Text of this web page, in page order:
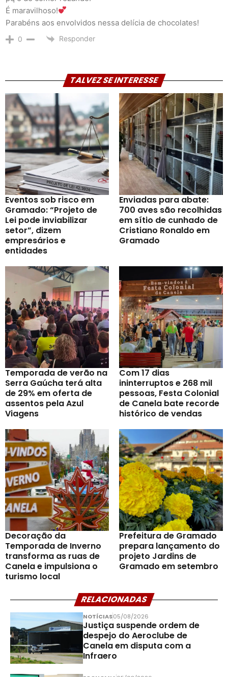
É maravilhoso!
Parabéns aos envolvidos nessa delícia de chocolates!
0 Responder
TALVEZ SE INTERESSE
Eventos sob risco em
Gramado: “Projeto de
Lei pode inviabilizar
setor”, dizem
empresários e
entidades
Enviadas para abate:
700 aves são recolhidas
em sítio de cunhado de
Cristiano Ronaldo em
Gramado
Temporada de verão na
Serra Gaúcha terá alta
de 29% em oferta de
assentos pela Azul
Viagens
Com 17 dias
ininterruptos e 268 mil
pessoas, Festa Colonial
de Canela bate recorde
histórico de vendas
Decoração da
Temporada de Inverno
transforma as ruas de
Canela e impulsiona o
turismo local
Prefeitura de Gramado
prepara lançamento do
projeto Jardins de
Gramado em setembro
RELACIONADAS
NOTÍCIAS05/08/2026
Justiça suspende ordem de
despejo do Aeroclube de
Canela em disputa com a
Infraero